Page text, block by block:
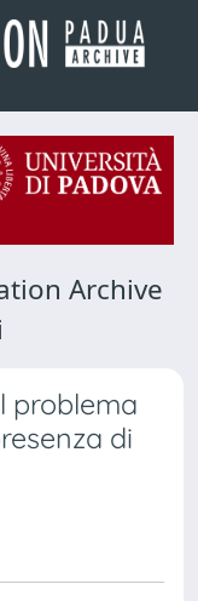
Archive
problema
di